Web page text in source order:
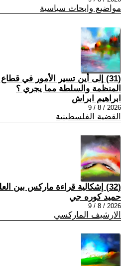
مواضيع وابحاث سياسية
(31) إلى أين تسير الأمور في
المنظمة والسلطة مما يجري ؟
ابراهيم ابراش
2026 / 8 / 9
القضية الفلسطينية
(32) إشكالية قراءة ماركس بين العلم والأيديولوجيا
حميد كوره جي
2026 / 8 / 9
الارشيف الماركسي